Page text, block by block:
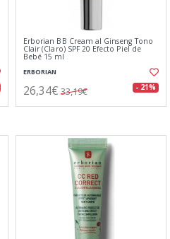
Erborian BB Cream al Ginseng Tono
Clair (Claro) SPF 20 Efecto Piel de
Bebé 15 ml
ERBORIAN
26,34€ 33,19€ - 21%